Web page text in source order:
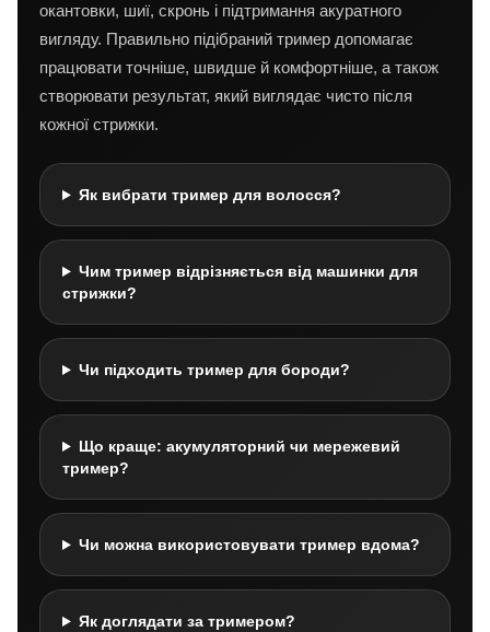
окантовки, шиї, скронь і підтримання акуратного
вигляду. Правильно підібраний тример допомагає
працювати точніше, швидше й комфортніше, а також
створювати результат, який виглядає чисто після
кожної стрижки.
Як вибрати тример для волосся?
Чим тример відрізняється від машинки для
стрижки?
Чи підходить тример для бороди?
Що краще: акумуляторний чи мережевий
тример?
Чи можна використовувати тример вдома?
Як доглядати за тримером?